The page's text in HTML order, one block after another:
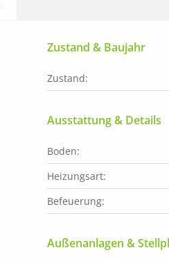
Zustand & Baujahr
Zustand:
Ausstattung & Details
Boden:
Heizungsart:
Befeuerung:
Außenanlagen &